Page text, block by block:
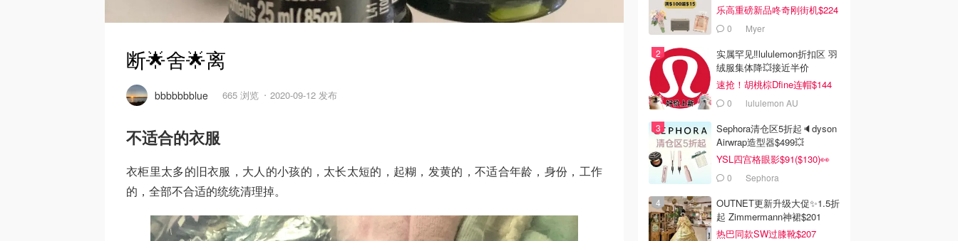
断🌟舍🌟离
bbbbbbblue 665 浏览 2020-09-12 发布
不适合的衣服
衣柜里太多的旧衣服，大人的小孩的，太长太短的，起糊，发黄的，不适合年龄，身份，工作
的，全部不合适的统统清理掉。
乐高重磅新品咚奇刚街机$224
0 Myer
实属罕见‼️lululemon折扣区 羽
绒服集体降💥接近半价
速抢！胡桃棕Dfine连帽$144
0 lululemon AU
Sephora清仓区5折起🔈dyson
Airwrap造型器$499💥
YSL四宫格眼影$91($130)👀
0 Sephora
OUTNET更新升级大促✨1.5折
起 Zimmermann神裙$201
热巴同款SW过膝靴$207